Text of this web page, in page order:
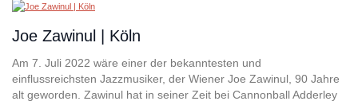
Joe Zawinul | Köln
Am 7. Juli 2022 wäre einer der bekanntesten und
einflussreichsten Jazzmusiker, der Wiener Joe Zawinul, 90 Jahre
alt geworden. Zawinul hat in seiner Zeit bei Cannonball Adderley